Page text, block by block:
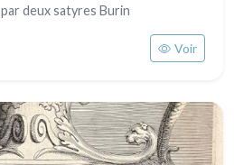
deux satyres Burin
Voir